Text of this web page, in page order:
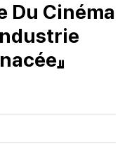
Du Cinéma
』